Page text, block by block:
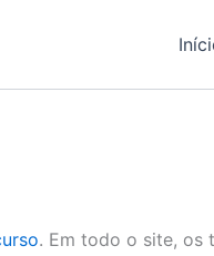
. Em todo o site, os